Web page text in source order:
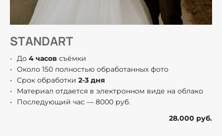
STANDART
До 4 часов съёмки
Около 150 полностью обработанных фото
Срок обработки 2-3 дня
Материал отдается в электронном виде на облако
Последующий час — 8000 руб.
28.000 руб.